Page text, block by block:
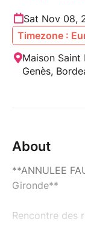
Sat Nov 08,
Timezone :
Maison Saint
Genès,
About
**ANNULEE
Gironde**
Rencontre des